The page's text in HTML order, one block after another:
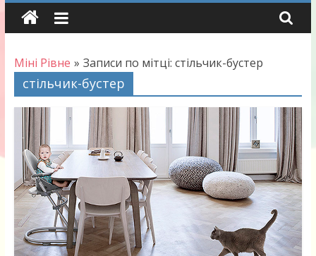
Skip
Міні Рівне » Записи по мітці: стільчик-бустер
стільчик-бустер